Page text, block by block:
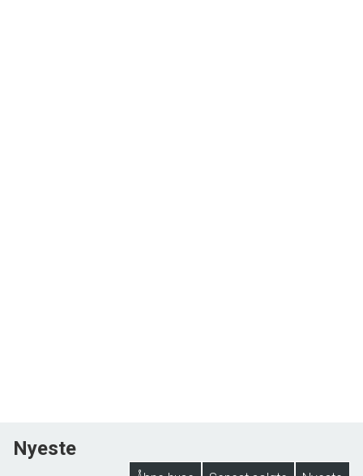
Nyeste